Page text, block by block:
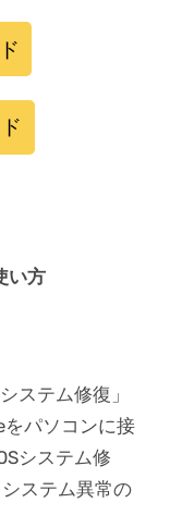
い方
ステム修復」
パソコンに接
システム修
ステム異常の